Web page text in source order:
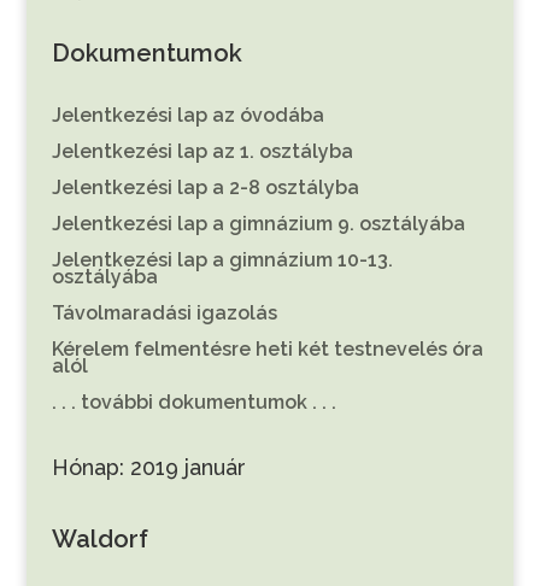
Dokumentumok
Jelentkezési lap az óvodába
Jelentkezési lap az 1. osztályba
Jelentkezési lap a 2-8 osztályba
Jelentkezési lap a gimnázium 9. osztályába
Jelentkezési lap a gimnázium 10-13.
osztályába
Távolmaradási igazolás
Kérelem felmentésre heti két testnevelés óra
alól
. . . további dokumentumok . . .
Hónap: 2019 január
Waldorf